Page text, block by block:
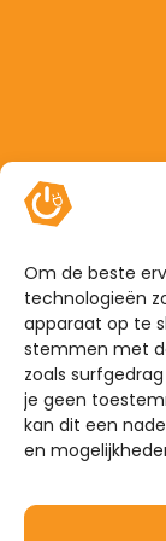
Om de beste
technologieën
apparaat op te
stemmen met
zoals
je geen
kan dit een
en
De Hoefkens 1
Westelijke
0492-350309